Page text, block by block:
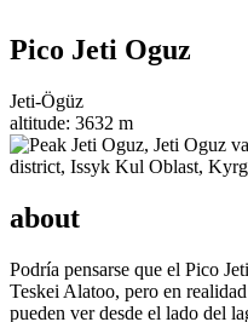
Pico Jeti Oguz
Jeti-Ögüz
altitude: 3632 m
about
Podría pensarse que el Pico
Teskei Alatoo, pero en
pueden ver desde el lado del